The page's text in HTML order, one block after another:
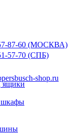
ящики
шкафы
87-60 (МОСКВА)
57-70 (СПБ)
shop.ru